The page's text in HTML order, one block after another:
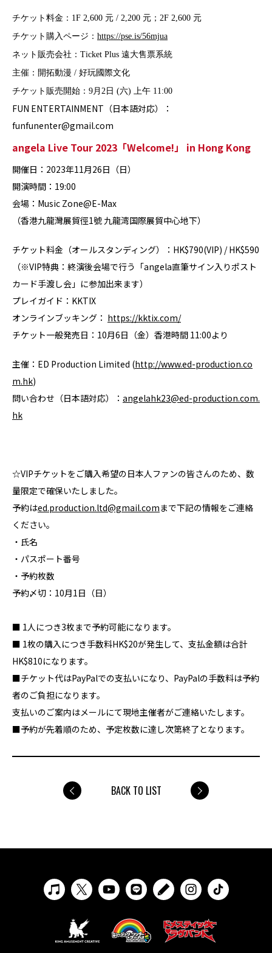
チケット料金：1F 2,600 元 / 2,200 元；2F 2,600 元
チケット購入ページ： https://pse.is/56mjua
ネット販売会社：Ticket Plus 遠大售票系統
主催：開拓動漫 / 好玩國際文化
チケット販売開始：9月2日 (六) 上午 11:00
FUN ENTERTAINMENT（日本語対応）：
funfunenter@gmail.com
angela Live Tour 2023「Welcome!」 in Hong Kong
開催日：2023年11月26日（日）
開演時間：19:00
会場：Music Zone@E-Max
（香港九龍灣展貿徑1號 九龍湾国際展貿中心地下）
チケット料金（オールスタンディング）：HK$790(VIP) / HK$590
（※VIP特典：終演後会場で行う「angela直筆サイン入りポスト
カード手渡し会」に参加出来ます）
プレイガイド：KKTIX
オンラインブッキング： https://kktix.com/
チケット一般発売日：10月6日（金）香港時間 11:00より
主催：ED Production Limited (http://www.ed-production.co
m.hk)
問い合わせ（日本語対応）： angelahk23@ed-production.com.
hk
☆VIPチケットをご購入希望の日本人ファンの皆さんのため、数
量限定で確保いたしました。
予約はed.production.ltd@gmail.comまで下記の情報をご連絡
ください。
・氏名
・パスポート番号
・予約枚数
予約〆切：10月1日（日）
■ 1人につき3枚まで予約可能になります。
■ 1枚の購入につき手数料HK$20が発生して、支払金額は合計
HK$810になります。
■チケット代はPayPalでの支払いになり、PayPalの手数料は予約
者のご負担になります。
支払いのご案内はメールにて現地主催者がご連絡いたします。
■予約が先着順のため、予定枚数に達し次第終了となります。
BACK TO LIST